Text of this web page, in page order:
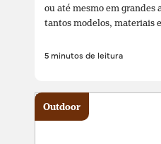
ou até mesmo em grandes
tantos modelos, materiais
5 minutos de leitura
Outdoor